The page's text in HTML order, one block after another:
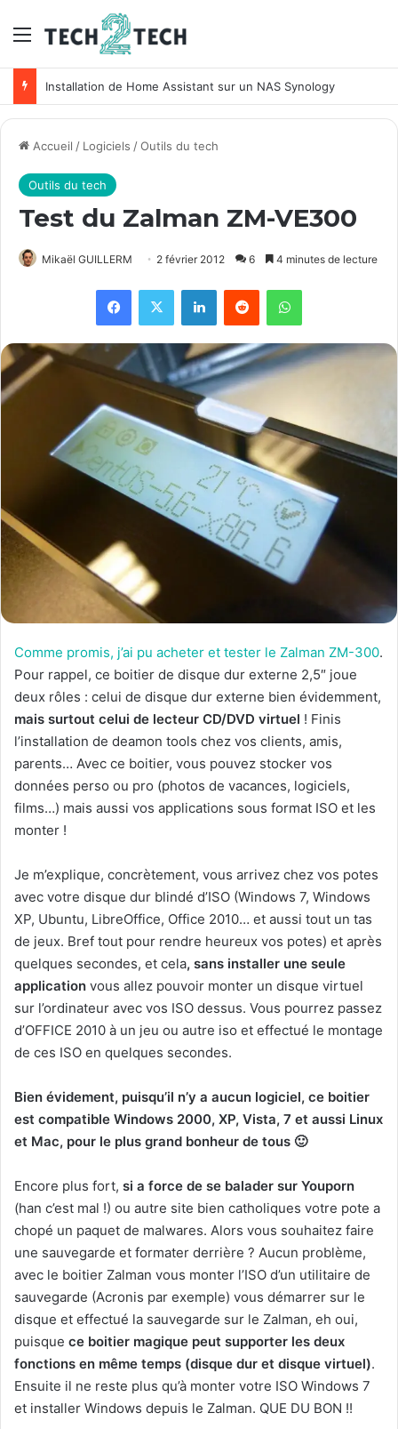
Menu
Accueil / Logiciels /Outils du tech
Outils du tech
Test du Zalman ZM-VE300
Mikaël GUILLERM 2 février 2012 6 4 minutes de lecture
Comme promis, j’ai pu acheter et tester le Zalman ZM-300.
Pour rappel, ce boitier de disque dur externe 2,5″ joue
deux rôles : celui de disque dur externe bien évidemment,
mais surtout celui de lecteur CD/DVD virtuel ! Finis
l’installation de deamon tools chez vos clients, amis,
parents… Avec ce boitier, vous pouvez stocker vos
données perso ou pro (photos de vacances, logiciels,
films…) mais aussi vos applications sous format ISO et les
monter !
Je m’explique, concrètement, vous arrivez chez vos potes
avec votre disque dur blindé d’ISO (Windows 7, Windows
XP, Ubuntu, LibreOffice, Office 2010… et aussi tout un tas
de jeux. Bref tout pour rendre heureux vos potes) et après
quelques secondes, et cela, sans installer une seule
application vous allez pouvoir monter un disque virtuel
sur l’ordinateur avec vos ISO dessus. Vous pourrez passez
d’OFFICE 2010 à un jeu ou autre iso et effectué le montage
de ces ISO en quelques secondes.
Bien évidement, puisqu’il n’y a aucun logiciel, ce boitier
est compatible Windows 2000, XP, Vista, 7 et aussi Linux
et Mac, pour le plus grand bonheur de tous 🙂
Encore plus fort, si a force de se balader sur Youporn
(han c’est mal !) ou autre site bien catholiques votre pote a
chopé un paquet de malwares. Alors vous souhaitez faire
une sauvegarde et formater derrière ? Aucun problème,
avec le boitier Zalman vous monter l’ISO d’un utilitaire de
sauvegarde (Acronis par exemple) vous démarrer sur le
disque et effectué la sauvegarde sur le Zalman, eh oui,
puisque ce boitier magique peut supporter les deux
fonctions en même temps (disque dur et disque virtuel).
Ensuite il ne reste plus qu’à monter votre ISO Windows 7
et installer Windows depuis le Zalman. QUE DU BON !!